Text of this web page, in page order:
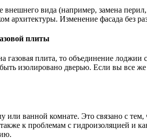
вида (например, замена
архитектуры. Изменение фасада
плиты
газовая плита, то объединение
изолировано дверью. Если вы все
или ванной комнате. Это связано с
к проблемам с гидроизоляцией и